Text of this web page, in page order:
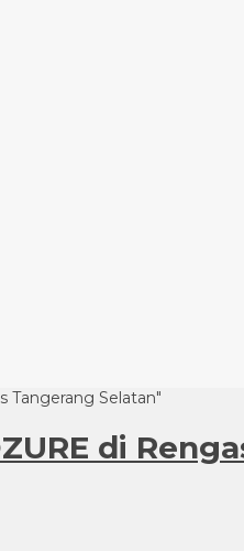
Tangerang Selatan"
di